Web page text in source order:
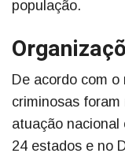
população.
De acordo com
criminosas
atuação nacional
24 estados e no